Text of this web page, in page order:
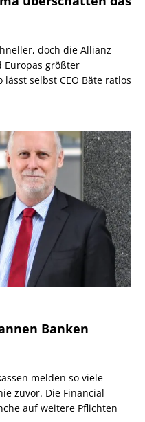
doch die Allianz
Europas größter
selbst CEO Bäte ratlos
Banken
melden so viele
zuvor. Die Financial
auf weitere Pflichten